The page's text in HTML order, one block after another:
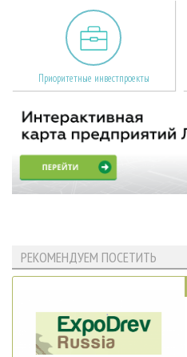
Приоритетные инвестпроекты
РЕКОМЕНДУЕМ ПОСЕТИТЬ